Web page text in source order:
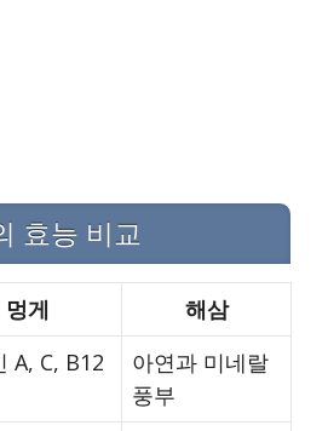
효능 비교
멍게
해삼
A, C, B12
아연과 미네랄
풍부